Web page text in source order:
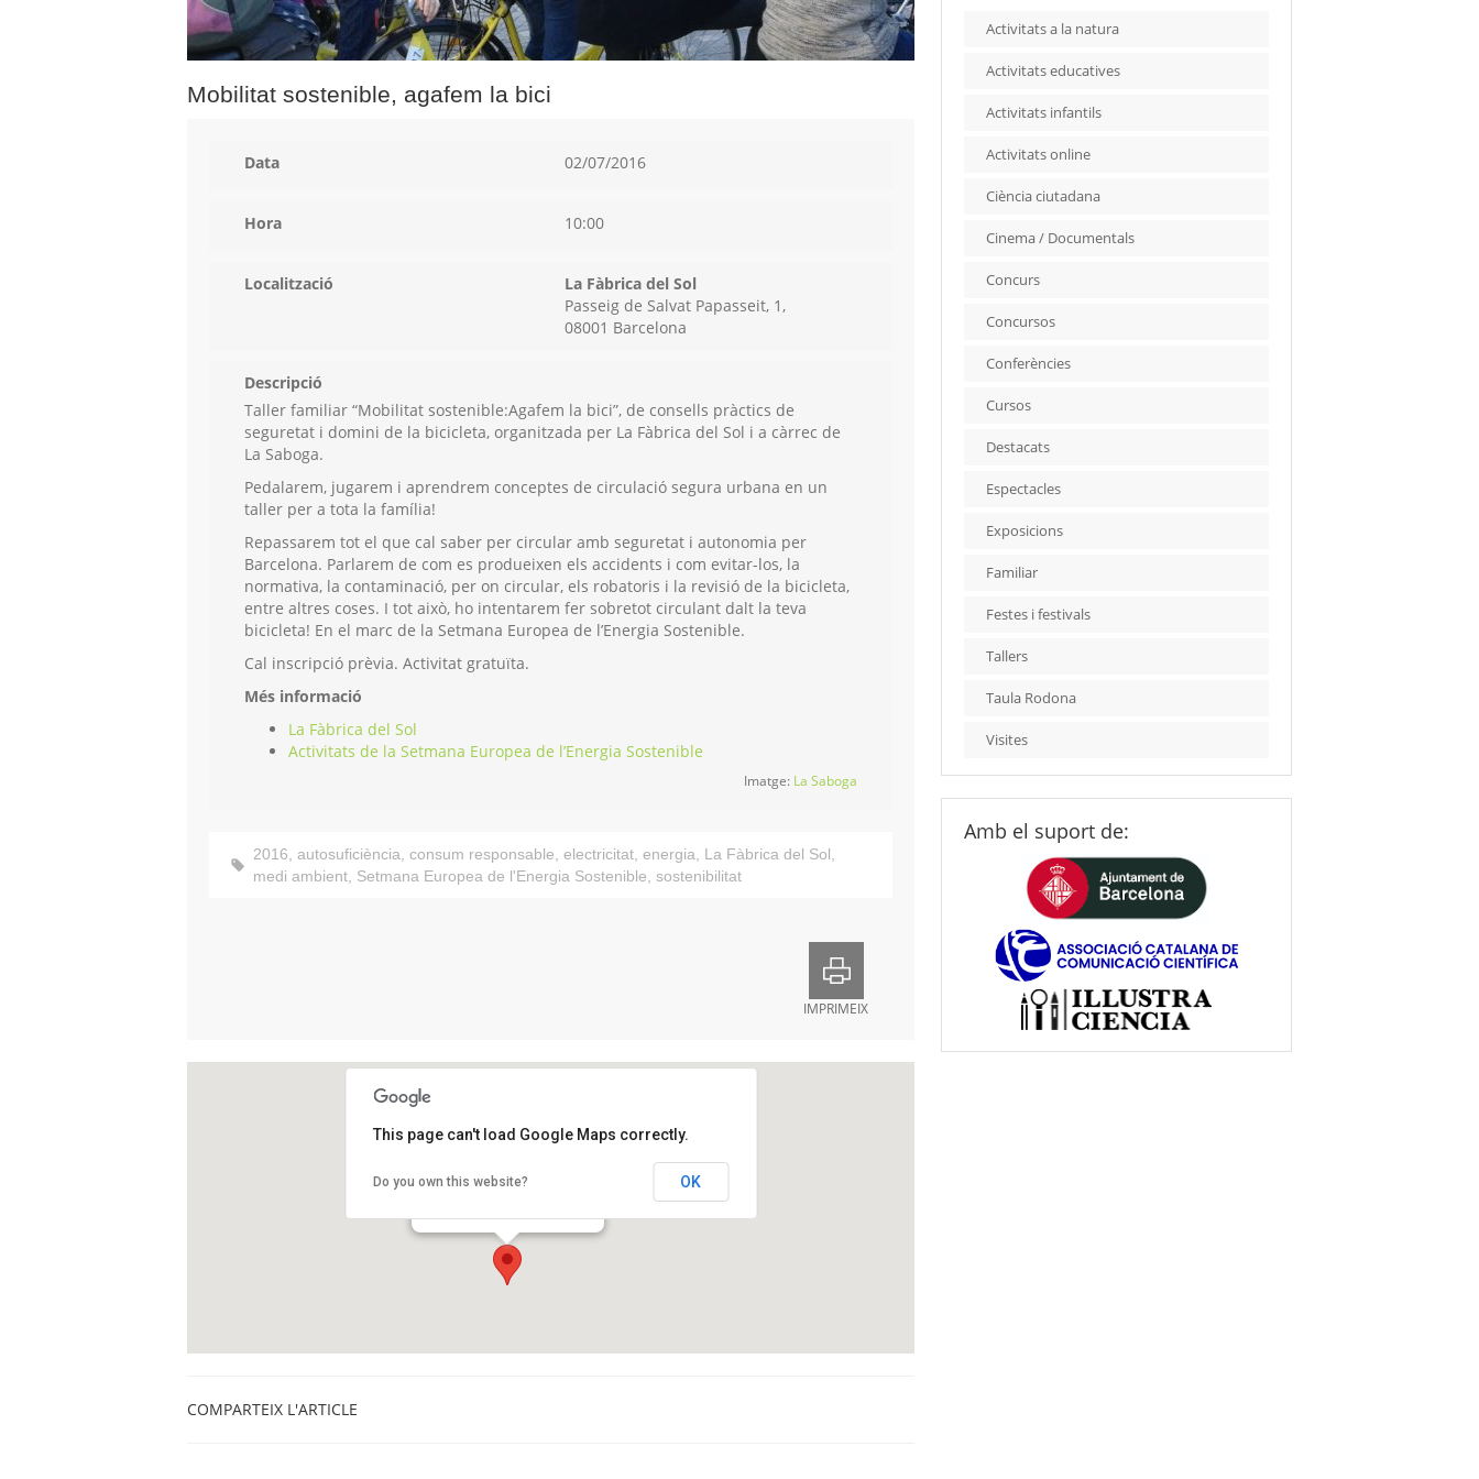
Mobilitat sostenible, agafem la bici
Data 02/07/2016
Hora 10:00
Localització
La Fàbrica del Sol
Passeig de Salvat Papasseit, 1,
08001 Barcelona
Descripció
Taller familiar “Mobilitat sostenible:Agafem la bici”, de consells pràctics de
seguretat i domini de la bicicleta, organitzada per La Fàbrica del Sol i a càrrec de
La Saboga.
Pedalarem, jugarem i aprendrem conceptes de circulació segura urbana en un
taller per a tota la família!
Repassarem tot el que cal saber per circular amb seguretat i autonomia per
Barcelona. Parlarem de com es produeixen els accidents i com evitar-los, la
normativa, la contaminació, per on circular, els robatoris i la revisió de la bicicleta,
entre altres coses. I tot això, ho intentarem fer sobretot circulant dalt la teva
bicicleta! En el marc de la Setmana Europea de l’Energia Sostenible.
Cal inscripció prèvia. Activitat gratuïta.
Més informació
La Fàbrica del Sol
Activitats de la Setmana Europea de l’Energia Sostenible
Imatge: La Saboga
2016, autosuficiència, consum responsable, electricitat, energia, La Fàbrica del Sol,
medi ambient, Setmana Europea de l'Energia Sostenible, sostenibilitat
IMPRIMEIX
Passeig de Salvat Papasseit, 1,
This page can't load Google Maps correctly.
Do you own this website? OK
COMPARTEIX L'ARTICLE
Activitats a la natura
Activitats educatives
Activitats infantils
Activitats online
Ciència ciutadana
Cinema / Documentals
Concurs
Concursos
Conferències
Cursos
Destacats
Espectacles
Exposicions
Familiar
Festes i festivals
Tallers
Taula Rodona
Visites
Amb el suport de: